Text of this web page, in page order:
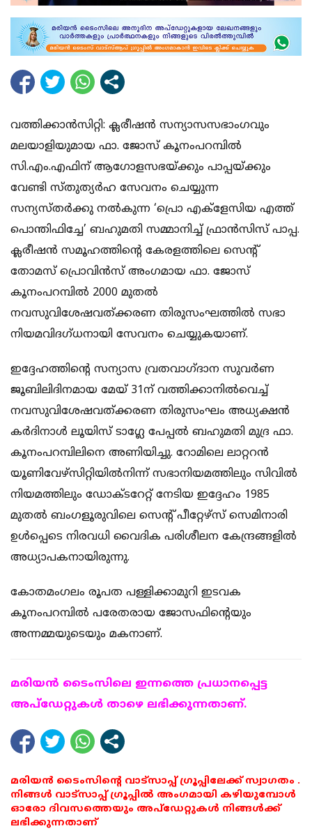
വത്തിക്കാൻസിറ്റി: ക്ലരീഷൻ സന്യാസസഭാംഗവും
മലയാളിയുമായ ഫാ. ജോസ് കൂനംപറമ്പിൽ
സി.എം.എഫിന് ആഗോളസഭയ്ക്കും പാപ്പയ്ക്കും
വേണ്ടി സ്തുത്യർഹ സേവനം ചെയ്യുന്ന
സന്യസ്തർക്കു നൽകുന്ന ‘പ്രൊ എക്‌ളേസിയ എത്ത്
പൊന്തിഫിച്ചേ’ ബഹുമതി സമ്മാനിച്ച് ഫ്രാൻസിസ് പാപ്പ.
ക്ലരീഷൻ സമൂഹത്തിന്റെ കേരളത്തിലെ സെന്റ്
തോമസ് പ്രൊവിൻസ് അംഗമായ ഫാ. ജോസ്
കൂനംപറമ്പിൽ 2000 മുതൽ
നവസുവിശേഷവത്ക്കരണ തിരുസംഘത്തിൽ സഭാ
നിയമവിദഗ്ധനായി സേവനം ചെയ്യുകയാണ്.
ഇദ്ദേഹത്തിന്റെ സന്യാസ വ്രതവാഗ്ദാന സുവർണ
ജൂബിലിദിനമായ മേയ് 31ന് വത്തിക്കാനിൽവെച്ച്
നവസുവിശേഷവത്ക്കരണ തിരുസംഘം അധ്യക്ഷൻ
കർദിനാൾ ലൂയിസ് ടാഗ്ലേ പേപ്പൽ ബഹുമതി മുദ്ര ഫാ.
കൂനംപറമ്പിലിനെ അണിയിച്ചു. റോമിലെ ലാറ്ററൻ
യൂണിവേഴ്‌സിറ്റിയിൽനിന്ന് സഭാനിയമത്തിലും സിവിൽ
നിയമത്തിലും ഡോക്ടറേറ്റ് നേടിയ ഇദ്ദേഹം 1985
മുതൽ ബംഗളൂരുവിലെ സെന്റ് പീറ്റേഴ്‌സ് സെമിനാരി
ഉൾപ്പെടെ നിരവധി വൈദിക പരിശീലന കേന്ദ്രങ്ങളിൽ
അധ്യാപകനായിരുന്നു.
കോതമംഗലം രൂപത പള്ളിക്കാമുറി ഇടവക
കൂനംപറമ്പിൽ പരേതരായ ജോസഫിന്റെയും
അന്നമ്മയുടെയും മകനാണ്.
മരിയന്‍ ടൈംസിലെ ഇന്നത്തെ പ്രധാനപ്പെട്ട
അപ്ഡേറ്റുകള്‍ താഴെ ലഭിക്കുന്നതാണ്.
മരിയൻ ടൈംസിന്റെ വാട്സാപ്പ് ഗ്രൂപ്പിലേക്ക് സ്വാഗതം .
നിങ്ങൾ വാട്സാപ്പ് ഗ്രൂപ്പിൽ അംഗമായി കഴിയുമ്പോൾ
ഓരോ ദിവസത്തെയും അപ്ഡേറ്റുകൾ നിങ്ങൾക്ക്
ലഭിക്കുന്നതാണ്